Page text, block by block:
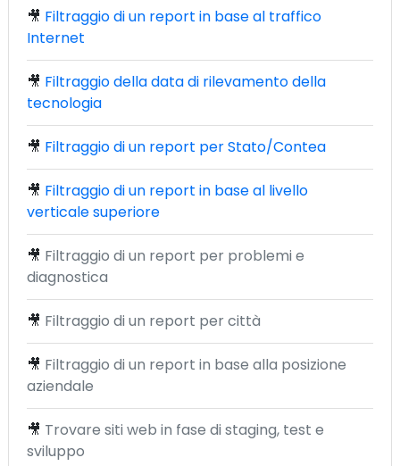
🎥 Filtraggio di un report in base al traffico
Internet
🎥 Filtraggio della data di rilevamento della
tecnologia
🎥 Filtraggio di un report per Stato/Contea
🎥 Filtraggio di un report in base al livello
verticale superiore
🎥 Filtraggio di un report per problemi e
diagnostica
🎥 Filtraggio di un report per città
🎥 Filtraggio di un report in base alla posizione
aziendale
🎥 Trovare siti web in fase di staging, test e
sviluppo